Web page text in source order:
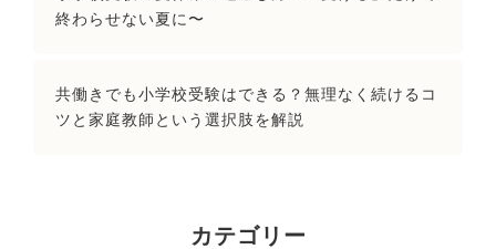
終わらせない夏に〜
共働きでも小学校受験はできる？無理なく続けるコ
ツと家庭教師という選択肢を解説
カテゴリー